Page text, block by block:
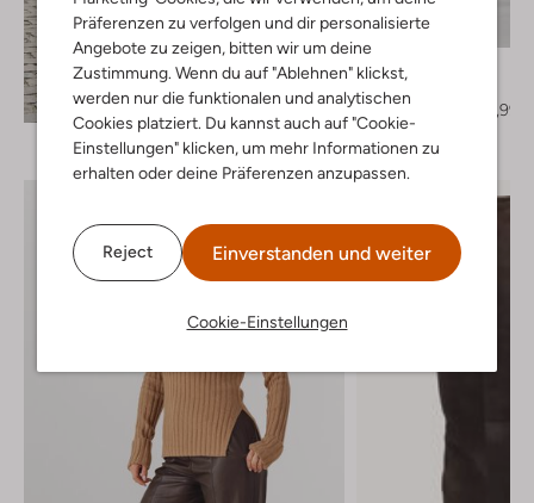
Präferenzen zu verfolgen und dir personalisierte
Angebote zu zeigen, bitten wir um deine
Zustimmung. Wenn du auf "Ablehnen" klickst,
werden nur die funktionalen und analytischen
Cookies platziert. Du kannst auch auf "Cookie-
Einstellungen" klicken, um mehr Informationen zu
erhalten oder deine Präferenzen anzupassen.
Reject Einverstanden und weiter
Cookie-Einstellungen
Entdecke den Look
Letzter Artikel
-50%
Vanessa Bruno
Mantel
€ 544,99
€ 271,99